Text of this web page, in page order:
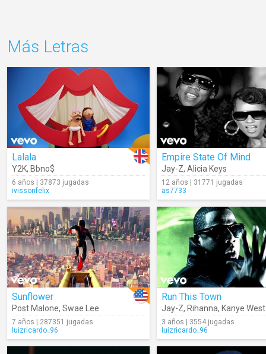
Más Letras
Lalala
Y2K, Bbno$
6 años | 37873 jugadas
ivissonfelix
Empire State Of Mind
Jay-Z, Alicia Keys
12 años | 31771 jugadas
as7733
Sunflower
Post Malone, Swae Lee
7 años | 287351 jugadas
luizricardo_96
Run This Town
Jay-Z, Rihanna, Kanye West
3 años | 3554 jugadas
luizricardo_96